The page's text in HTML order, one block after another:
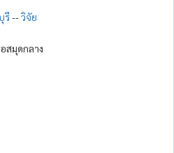
รี--วิจัย
สมุดกลาง